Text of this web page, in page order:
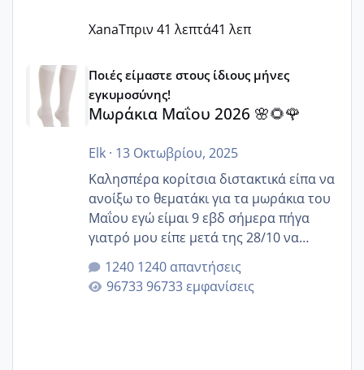
XanaTπριν 41 λεπτά41 λεπ
Μωράκια Μαΐου 2026 🌸🌻🌹
Ποιές είμαστε στους ίδιους μήνες
εγκυμοσύνης!
Μωράκια Μαΐου 2026 🌸🌻🌹
Elk· 13 Οκτωβρίου, 2025
Καλησπέρα κορίτσια διστακτικά είπα να
ανοίξω το θεματάκι για τα μωράκια του
Μαΐου εγώ είμαι 9 εβδ σήμερα πήγα
γιατρό μου είπε μετά της 28/10 να
κλείσω ραντεβού για την αυχενική είναι
καμιά άλλη κοπέλα να γεννάει Μάιο ;;
1240 απαντήσεις
96733 εμφανίσεις